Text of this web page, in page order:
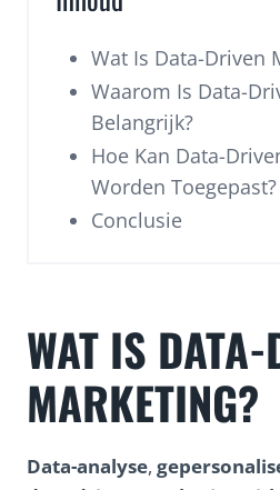
Wat Is Data-Driven
Waarom Is Data-
Belangrijk?
Hoe Kan Data-
Worden Toegepast?
Conclusie
WAT IS DATA-
MARKETING?
Data-analyse,